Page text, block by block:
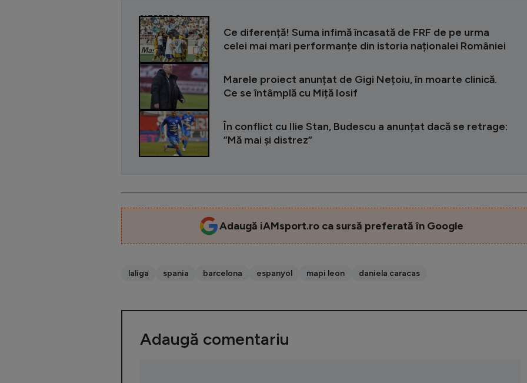
CITEȘTE ȘI
Ce diferență! Suma infimă încasată de FRF de pe urma
celei mai mari performanțe din istoria naționalei României
Marele proiect anunțat de Gigi Nețoiu, în moarte clinică.
Ce se întâmplă cu Miță Iosif
În conflict cu Ilie Stan, Budescu a anunțat dacă se retrage:
”Mă mai și distrez”
Adaugă iAMsport.ro ca sursă preferată în Google
laliga spania barcelona espanyol mapi leon daniela caracas
Adaugă comentariu